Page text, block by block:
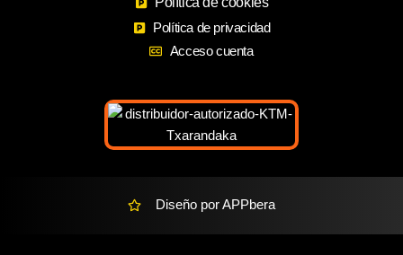
o
o
k
g
r
a
m
a
r
k
e
a
l
Política de privacidad
Acceso cuenta
Diseño por APPbera